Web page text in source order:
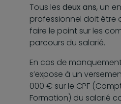
Tous les deux ans, un
professionnel doit être
faire le point sur les
parcours du salarié.
En cas de
s’expose à un
000 € sur le CPF
Formation) du salarié